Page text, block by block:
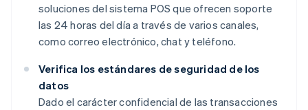
soluciones del sistema POS que ofrecen soporte
las 24 horas del día a través de varios canales,
como correo electrónico, chat y teléfono.
Verifica los estándares de seguridad de los
datos
Dado el carácter confidencial de las transacciones